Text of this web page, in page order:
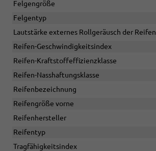
Felgengröße
Felgentyp
Lautstärke externes Rollgeräusch der Reifen
Reifen-Geschwindigkeitsindex
Reifen-Kraftstoffeffizienzklasse
Reifen-Nasshaftungsklasse
Reifenbezeichnung
Reifengröße vorne
Reifenhersteller
Reifentyp
Tragfähigkeitsindex